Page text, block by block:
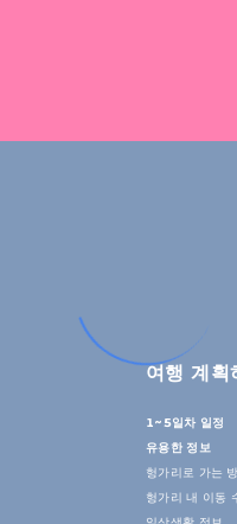
여행 계획
1~5일차 일정
유용한 정보
헝가리로 가는
헝가리 내 이동